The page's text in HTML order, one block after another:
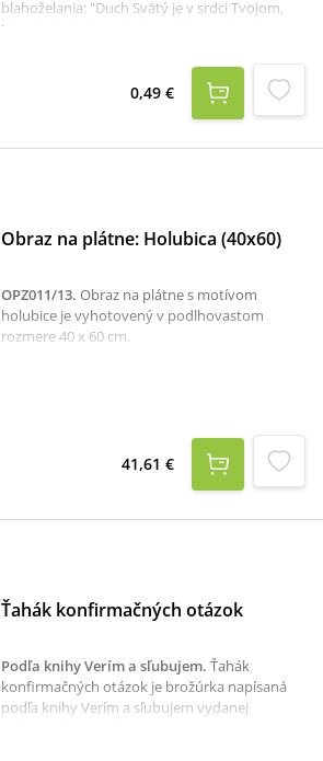
blahoželania: "Duch Svätý je v srdci Tvojom,
Učiteľ a Tešiteľ. Nech Ti je vždy vtedy zdrojom,
vedie Ťa do neba, kde je mier a večná sláva
pripravená pre Teba."0,49 €
Obraz na plátne: Holubica (40x60)
OPZ011/13. Obraz na plátne s motívom
holubice je vyhotovený v podlhovastom
rozmere 40 x 60 cm.
41,61 €
Ťahák konfirmačných otázok
Podľa knihy Verím a sľubujem. Ťahák
konfirmačných otázok je brožúrka napísaná
podľa knihy Verím a sľubujem vydanej